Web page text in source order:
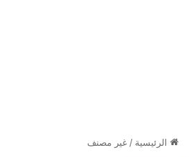
الرئيسية / غير مصنف